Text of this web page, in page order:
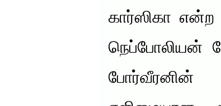
கார்ஸிகா
நெப்போலியன்